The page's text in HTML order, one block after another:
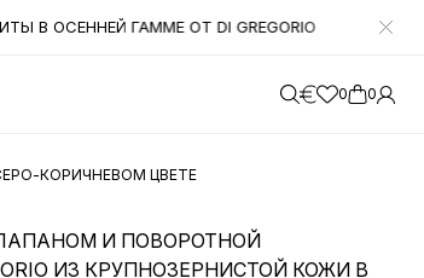
В ОСЕННЕЙ ГАММЕ ОТ DI GREGORIO
0 0
КОРИЧНЕВОМ ЦВЕТЕ
И ПОВОРОТНОЙ
ИЗ КРУПНОЗЕРНИСТОЙ КОЖИ В